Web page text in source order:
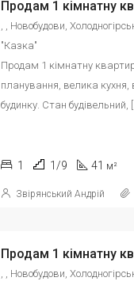
, , Новобудови,
"Казка"
Продам 1 кімнатну
планування, велика кухня,
будинку. Стан будівельний,
1 1/9 41 м²
Звірянський Андрій
, , Новобудови,